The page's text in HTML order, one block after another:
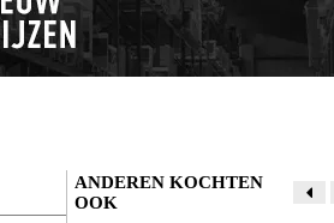
ANDEREN KOCHTEN
OOK